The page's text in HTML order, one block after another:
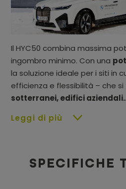
Il HYC50 combina massima
ingombro minimo. Con una
la soluzione ideale per i siti in
efficienza e flessibilità – che
sotterranei, edifici
Leggi di più
SPECIFICHE